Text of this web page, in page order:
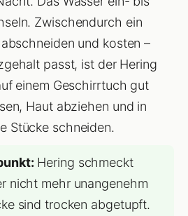
Zwischendurch ein
und kosten –
passt, ist der Hering
einem Geschirrtuch gut
Haut abziehen und in
Stücke schneiden.
Hering schmeckt
nicht mehr unangenehm
sind trocken abgetupft.